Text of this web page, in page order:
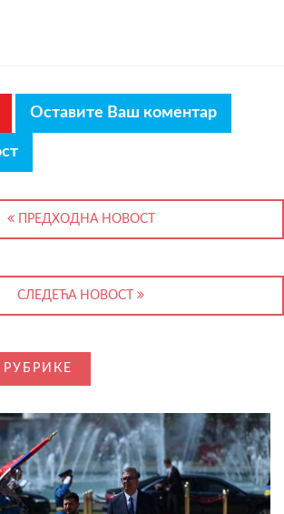
Оставите Ваш коментар
ПРЕДХОДНА НОВОСТ
СЛЕДЕЋА НОВОСТ